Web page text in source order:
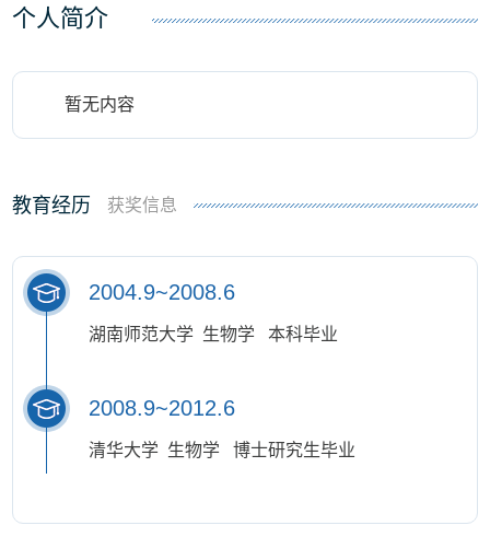
个人简介
暂无内容
教育经历 获奖信息
2004.9~2008.6
湖南师范大学 生物学 本科毕业
2008.9~2012.6
清华大学 生物学 博士研究生毕业